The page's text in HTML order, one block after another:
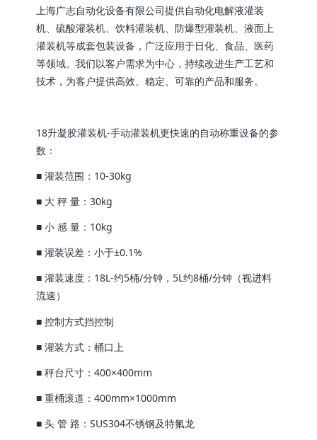
上海广志自动化设备有限公司提供自动化电解液灌装
机、硫酸灌装机、饮料灌装机、防爆型灌装机、液面上
灌装机等成套包装设备，广泛应用于日化、食品、医药
等领域。我们以客户需求为中心，持续改进生产工艺和
技术，为客户提供高效、稳定、可靠的产品和服务。
18升凝胶灌装机-手动灌装机更快速的自动称重设备的参
数：
■ 灌装范围：10-30kg
■ 大 秤 量：30kg
■ 小 感 量：10kg
■ 灌装误差：小于±0.1%
■ 灌装速度：18L-约5桶/分钟，5L约8桶/分钟（视进料
流速）
■ 控制方式挡控制
■ 灌装方式：桶口上
■ 秤台尺寸：400×400mm
■ 重桶滚道：400mm×1000mm
■ 头 管 路：SUS304不锈钢及特氟龙